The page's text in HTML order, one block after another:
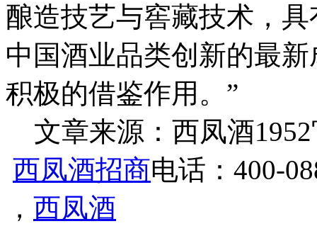
酿造技艺与窖藏技术，
中国酒业品类创新的最
积极的借鉴作用。”
文章来源：西凤酒
西凤酒招商电话：400-
， 西凤酒